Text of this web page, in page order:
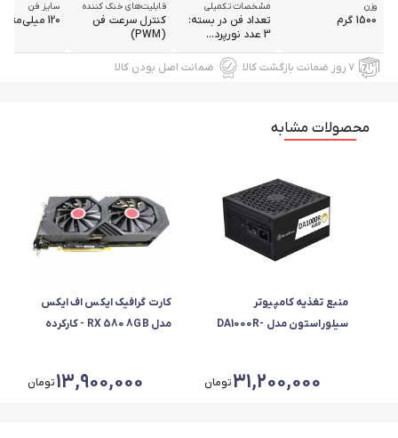
وزن
1500 گرم
مشخصات تکمیلی
تعداد فن در بسته:
3 عدد نورپرد...
قابلیت‌های خنک کننده
کنترل سرعت فن
(PWM)
سایز فن
120 میلی‌متری
۷ روز ضمانت بازگشت کالا ضمانت اصل بودن کالا
محصولات مشابه
منبع تغذیه کامپیوتر
سیلوراستون مدل DA1000R-
31,200,000تومان
کارت گرافیک ایکس اف ایکس
مدل RX 580 8GB - کارکرده
13,900,000تومان